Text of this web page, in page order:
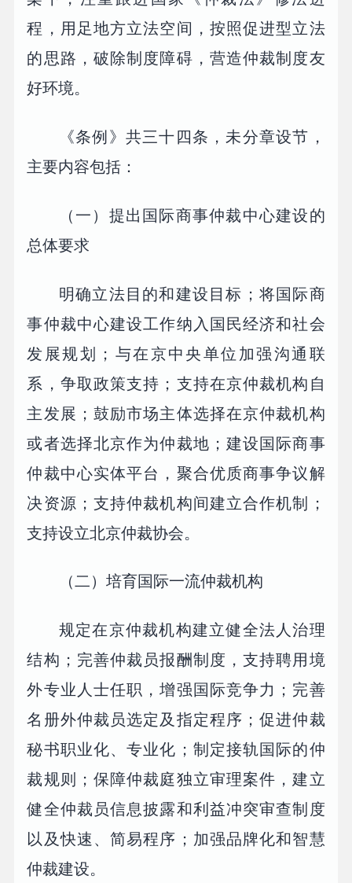
程，用足地方立法空间，按照促进型立法
的思路，破除制度障碍，营造仲裁制度友
好环境。
《条例》共三十四条，未分章设节，
主要内容包括：
（一）提出国际商事仲裁中心建设的
总体要求
明确立法目的和建设目标；将国际商
事仲裁中心建设工作纳入国民经济和社会
发展规划；与在京中央单位加强沟通联
系，争取政策支持；支持在京仲裁机构自
主发展；鼓励市场主体选择在京仲裁机构
或者选择北京作为仲裁地；建设国际商事
仲裁中心实体平台，聚合优质商事争议解
决资源；支持仲裁机构间建立合作机制；
支持设立北京仲裁协会。
（二）培育国际一流仲裁机构
规定在京仲裁机构建立健全法人治理
结构；完善仲裁员报酬制度，支持聘用境
外专业人士任职，增强国际竞争力；完善
名册外仲裁员选定及指定程序；促进仲裁
秘书职业化、专业化；制定接轨国际的仲
裁规则；保障仲裁庭独立审理案件，建立
健全仲裁员信息披露和利益冲突审查制度
以及快速、简易程序；加强品牌化和智慧
仲裁建设。